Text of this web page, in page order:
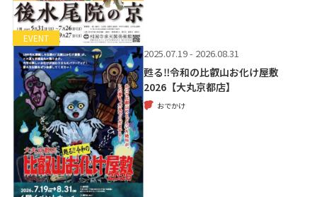
EVENT
2025.07.19 - 2026.08.31
甦る‼令和の比叡山お化け屋敷
2026【大丸京都店】
おでかけ